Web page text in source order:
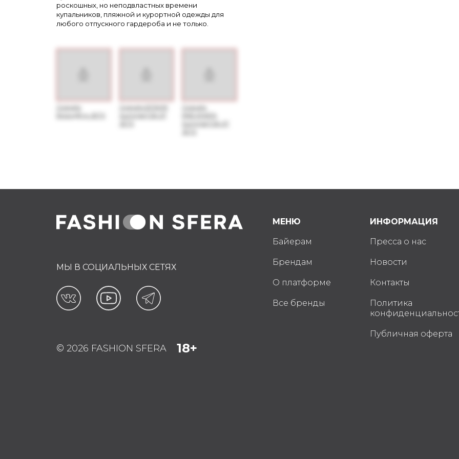
роскошных, но неподвластных времени
купальников, пляжной и курортной одежды для
любого отпускного гардероба и не только.
Скачать
БрендБук JETS
Скачать
Скачать
МЫ В СОЦИАЛЬНЫХ СЕТЯХ
© 2026 FASHION SFERA 18+
МЕНЮ
Байерам
Брендам
О платформе
Все бренды
ИНФОРМАЦИЯ
Пресса о нас
Новости
Контакты
Политика
Публичная оферта